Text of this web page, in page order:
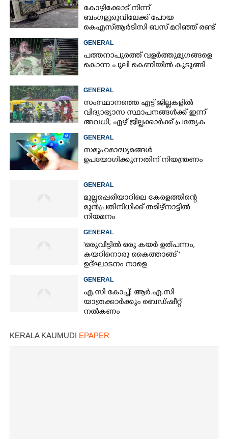
കോഴിക്കോട് നിന്ന്
ബംഗളൂരുവിലേക്ക് പോയ
കെഎസ്‌ആർടിസി ബസ് മറിഞ്ഞ് രണ്ട്
ഗുരുതരാവസ്ഥയിൽ
GENERAL
പത്തനാപുരത്ത് വളർത്തുമൃഗങ്ങളെ
കൊന്ന പുലി കെണിയിൽ കുടുങ്ങി
GENERAL
സംസ്ഥാനത്തെ എട്ട് ജില്ലകളിൽ
വിദ്യാഭ്യാസ സ്ഥാപനങ്ങൾക്ക് ഇന്ന്
അവധി; ഏഴ് ജില്ലക്കാർക്ക് പ്രത്യേക
GENERAL
സമൂഹമാദ്ധ്യമങ്ങൾ
ഉപയോഗിക്കുന്നതിന് നിയന്ത്രണം
GENERAL
മുല്ലപ്പെരിയാറിലെ കേരളത്തിന്റെ
മുൻപ്രതിനിധിക്ക് തമിഴ്നാട്ടിൽ
നിയമനം
GENERAL
'ഒരുവീട്ടിൽ ഒരു കയർ ഉത്പന്നം,
കയറിനൊരു കൈത്താങ്ങ് '
ഉദ്ഘാടനം നാളെ
GENERAL
എ.സി കോച്ച്: ആർ.എ.സി
യാത്രക്കാർക്കും ബെഡ്ഷീറ്റ്
നൽകണം
KERALA KAUMUDI EPAPER